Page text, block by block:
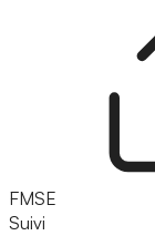
FMSE
Suivi